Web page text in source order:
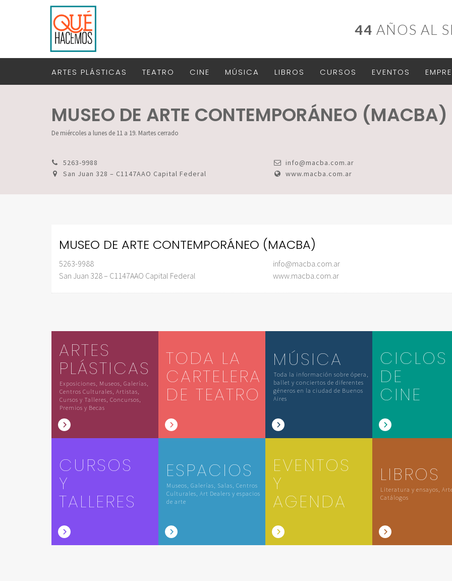
44 AÑOS AL
ARTES PLÁSTICAS TEATRO CINE MÚSICA LIBROS CURSOS EVENTOS
MUSEO DE ARTE CONTEMPORÁNEO (MACBA)
De miércoles a lunes de 11 a 19. Martes cerrado
5263-9988
info@macba.com.ar
San Juan 328 – C1147AAO Capital Federal
www.macba.com.ar
MUSEO DE ARTE CONTEMPORÁNEO (MACBA)
5263-9988
San Juan 328 – C1147AAO Capital Federal
info@macba.com.ar
www.macba.com.ar
ARTES
PLÁSTICAS
Exposiciones, Museos, Galerías,
Centros Culturales, Artistas,
Cursos y Talleres, Concursos,
Premios y Becas
TODA LA
CARTELERA
DE TEATRO
MÚSICA
Toda la información sobre ópera,
ballet y conciertos de diferentes
géneros en la ciudad de Buenos
Aires
CICLOS
DE
CINE
CURSOS
Y
TALLERES
ESPACIOS
Museos, Galerías, Salas, Centros
Culturales, Art Dealers y espacios
de arte
EVENTOS
Y
AGENDA
LIBROS
Literatura y ensayos,
Catálogos